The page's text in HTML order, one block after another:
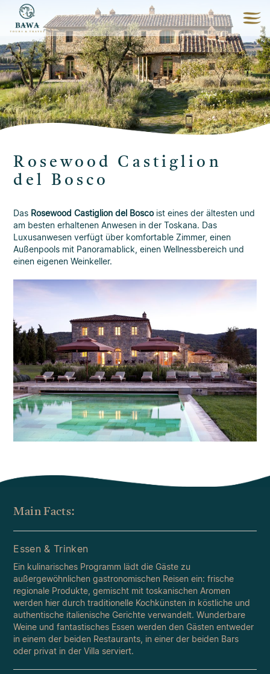
Rosewood Castiglion
del Bosco
Das Rosewood Castiglion del Boscoist eines der ältesten und
am besten erhaltenen Anwesen in der Toskana. Das
Luxusanwesen verfügt über komfortable Zimmer, einen
Außenpools mit Panoramablick, einen Wellnessbereich und
einen eigenen Weinkeller.
Main Facts:
Essen & Trinken
Ein kulinarisches Programm lädt die Gäste zu
außergewöhnlichen gastronomischen Reisen ein: frische
regionale Produkte, gemischt mit toskanischen Aromen
werden hier durch traditionelle Kochkünsten in köstliche und
authentische italienische Gerichte verwandelt. Wunderbare
Weine und fantastisches Essen werden den Gästen entweder
in einem der beiden Restaurants, in einer der beiden Bars
oder privat in der Villa serviert.